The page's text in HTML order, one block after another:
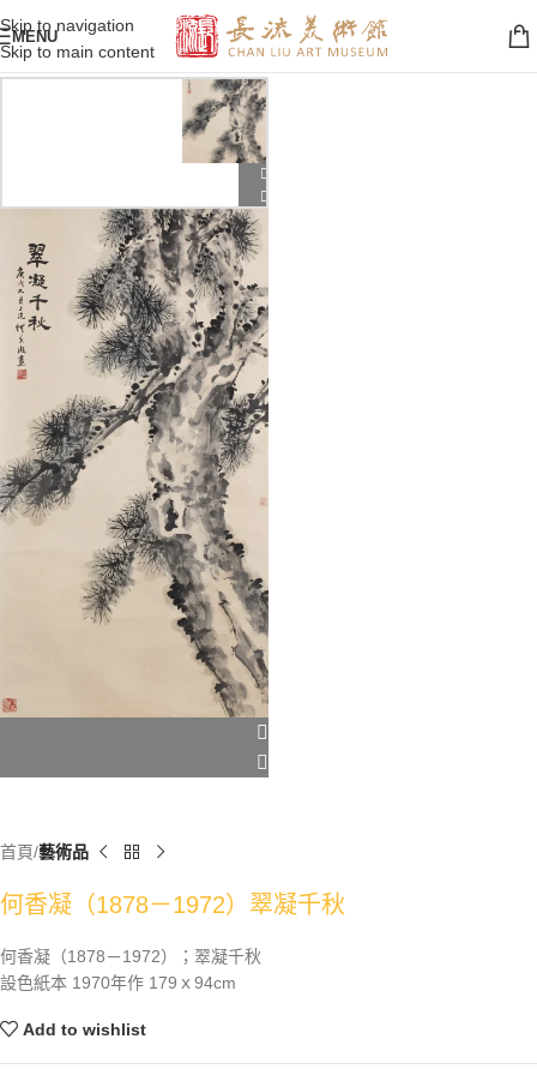
Skip to navigation
Skip to main content
MENU
首頁 藝術品
何香凝（1878－1972）翠凝千秋
何香凝（1878－1972）；翠凝千秋
設色紙本 1970年作 179ｘ94cm
Add to wishlist